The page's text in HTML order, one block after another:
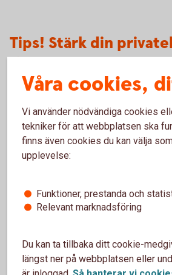
Tips! Stärk din
finansiella hälsa
God finansiell hälsa handlar om
hantera sin privatekonomi. När du har
och vet hur du kan påverka den, kan
Öka din finansiellahälsa
5 tips när du flyttar ihop
Har relationen tagit ett nytt kliv och ni
Våra cookies,
Vi använder nödvändiga cookies
tekniker för att webbplatsen ska
finns även cookies du kan välja
upplevelse:
Funktioner, prestanda och
Relevant marknadsföring
Du kan ta tillbaka ditt cookie-
längst ner på webbplatsen eller